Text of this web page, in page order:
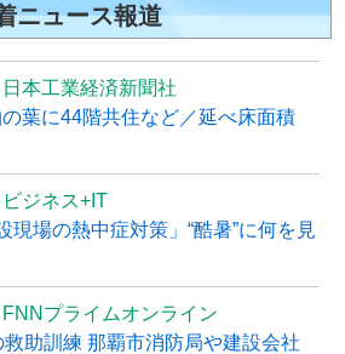
ニュース報道
日本工業経済新聞社
葉に44階共住など／延べ床面積
ビジネス+IT
現場の熱中症対策」“酷暑”に何を見
FNNプライムオンライン
助訓練 那覇市消防局や建設会社